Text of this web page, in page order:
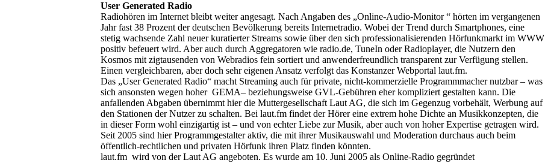
User Generated Radio
Radiohören im Internet bleibt weiter angesagt. Nach Angaben des „Online-Audio-Monitor “ hörten im vergangenen
Jahr fast 38 Prozent der deutschen Bevölkerung bereits Internetradio. Wobei der Trend durch Smartphones, eine
stetig wachsende Zahl neuer kuratierter Streams sowie über den sich professionalisierenden Hörfunkmarkt im WWW
positiv befeuert wird. Aber auch durch Aggregatoren wie radio.de, TuneIn oder Radioplayer, die Nutzern den
Kosmos mit zigtausenden von Webradios fein sortiert und anwenderfreundlich transparent zur Verfügung stellen.
Einen vergleichbaren, aber doch sehr eigenen Ansatz verfolgt das Konstanzer Webportal laut.fm.
Das „User Generated Radio“ macht Streaming auch für private, nicht-kommerzielle Programmmacher nutzbar – was
sich ansonsten wegen hoher GEMA– beziehungsweise GVL-Gebühren eher kompliziert gestalten kann. Die
anfallenden Abgaben übernimmt hier die Muttergesellschaft Laut AG, die sich im Gegenzug vorbehält, Werbung auf
den Stationen der Nutzer zu schalten. Bei laut.fm findet der Hörer eine extrem hohe Dichte an Musikkonzepten, die
in dieser Form wohl einzigartig ist – und von echter Liebe zur Musik, aber auch von hoher Expertise getragen wird.
Seit 2005 sind hier Programmgestalter aktiv, die mit ihrer Musikauswahl und Moderation durchaus auch beim
öffentlich-rechtlichen und privaten Hörfunk ihren Platz finden könnten.
laut.fm wird von der Laut AG angeboten. Es wurde am 10. Juni 2005 als Online-Radio gegründet